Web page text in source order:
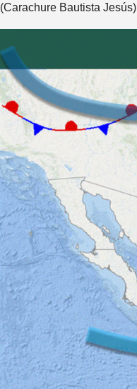
(Carachure Bautista Jesús)